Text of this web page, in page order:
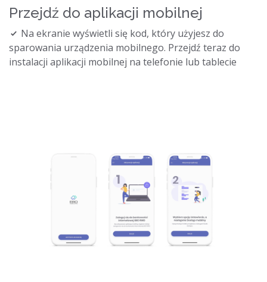
Przejdź do aplikacji mobilnej
Na ekranie wyświetli się kod, który użyjesz do
sparowania urządzenia mobilnego. Przejdź teraz do
instalacji aplikacji mobilnej na telefonie lub tablecie